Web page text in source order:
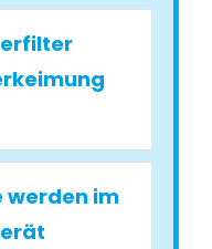
werden im